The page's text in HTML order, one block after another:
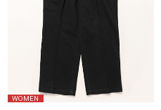
WOMEN